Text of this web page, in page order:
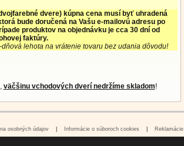
dvere) kúpna cena musí byť uhradená
bude doručená na Vašu e-mailovú adresu po
produktov na objednávku je cca 30 dní od
faktúry.
lehota na vrátenie tovaru bez udania dôvodu!
väčšinu vchodových dverí nedržíme skladom!
osobných údajov Informácie o súboroch cookies Reklamácie